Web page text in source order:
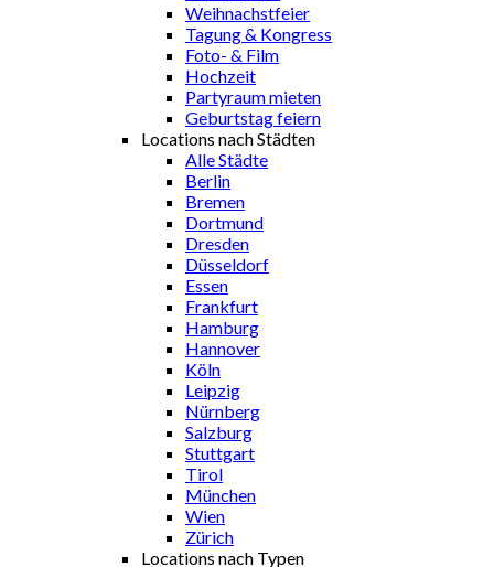
Weihnachstfeier
Tagung & Kongress
Foto- & Film
Hochzeit
Partyraum mieten
Geburtstag feiern
Locations nach Städten
Alle Städte
Berlin
Bremen
Dortmund
Dresden
Düsseldorf
Essen
Frankfurt
Hamburg
Hannover
Köln
Leipzig
Nürnberg
Salzburg
Stuttgart
Tirol
München
Wien
Zürich
Locations nach Typen